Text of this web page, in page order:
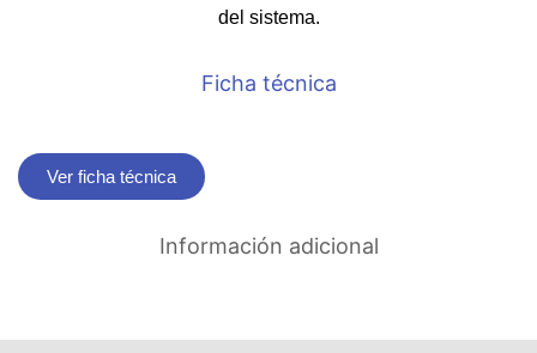
del sistema.
Ficha técnica
Información adicional
Ver ficha técnica